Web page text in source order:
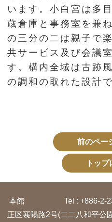
います。小白宮は多
蔵倉庫と事務室を兼
の三分の二は親子で
共サービス及び会議
す。構内全域は古跡
の調和の取れた設計
前のペー
トッ
本館 Tel : +886-2-
正区襄陽路2号(二二八和平公